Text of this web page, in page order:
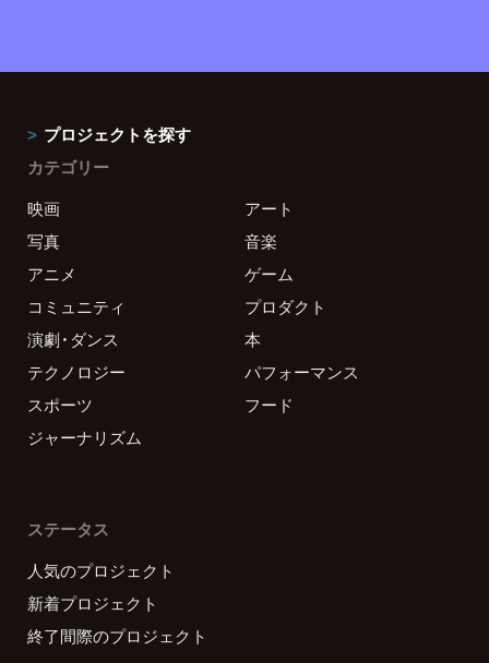
プロジェクトを探す
カテゴリー
映画
アート
写真
音楽
アニメ
ゲーム
コミュニティ
プロダクト
演劇・ダンス
本
テクノロジー
パフォーマンス
スポーツ
フード
ジャーナリズム
ステータス
人気のプロジェクト
新着プロジェクト
終了間際のプロジェクト